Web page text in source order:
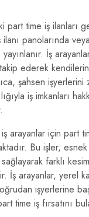
part time iş ilanları
panolarında
İş
ederek
şahsen işyerlerini
iş imkanları
arayanlar için part
Bu işler,
farklı
İş arayanlar, yerel
işyerlerine
time iş fırsatını